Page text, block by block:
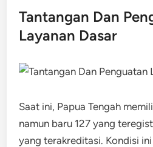
Tantangan Dan
Layanan Dasar
Saat ini, Papua Tengah
namun baru 127 yang
yang terakreditasi. Kondisi